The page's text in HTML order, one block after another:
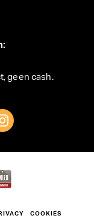
geen cash.
COOKIES